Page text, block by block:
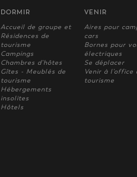
DORMIR
Accueil de groupe et
Résidences de
tourisme
Campings
Chambres d'hôtes
Gîtes - Meublés de
tourisme
Hébergements
insolites
Hôtels
VENIR
Aires pour
cars
Bornes pour
électriques
Se déplacer
Venir à l'office
tourisme